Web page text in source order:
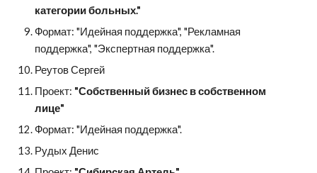
категории больных."
Формат: "Идейная поддержка", "Рекламная
поддержка", "Экспертная поддержка".
Реутов Сергей
Проект: "Собственный бизнес в собственном
лице"
Формат: "Идейная поддержка".
Рудых Денис